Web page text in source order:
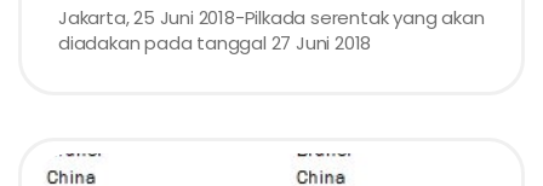
Jakarta, 25 Juni 2018-Pilkada serentak yang akan
diadakan pada tanggal 27 Juni 2018